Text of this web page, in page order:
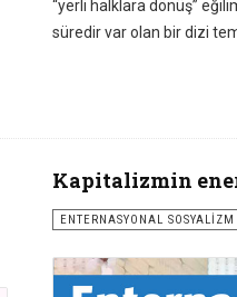
“yerli halklara dönüş”
süredir var olan bir dizi
Kapitalizmin
ENTERNASYONAL SOSYALİZM